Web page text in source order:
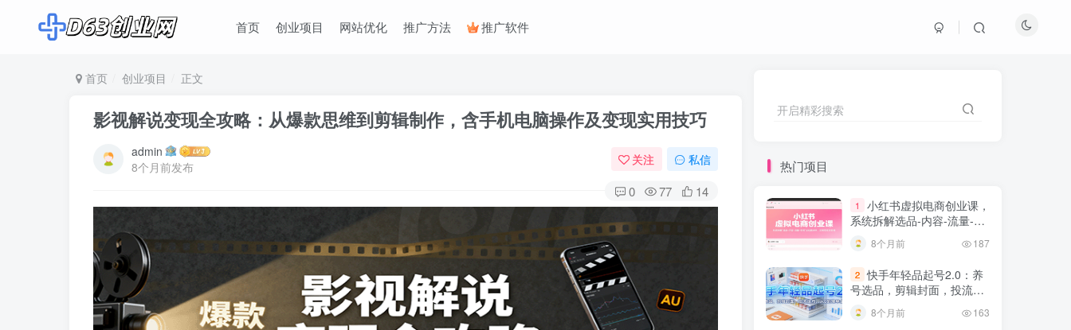
首页 创业项目 网站优化 推广方法 推广软件
首页 创业项目 正文
影视解说变现全攻略：从爆款思维到剪辑制作，含手机电脑操作及变现实用技巧
admin
8个月前发布
关注 私信
0 77 14
开启精彩搜索
热门项目
1
小红书虚拟电商创业课，
系统拆解选品-内容-流量-变
8个月前 187
2 快手年轻品起号2.0：养
号选品，剪辑封面，投流技
8个月前 163